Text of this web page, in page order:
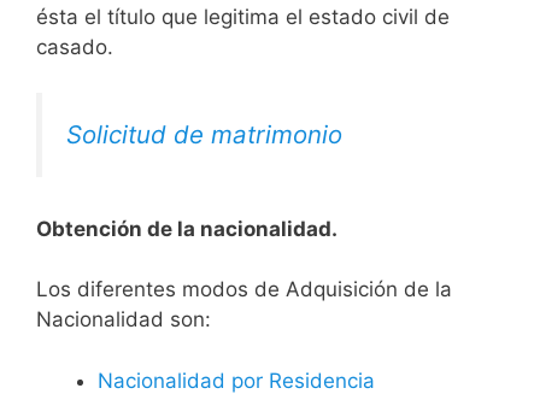
ésta el título que legitima el estado civil de
casado.
Solicitud de matrimonio
Obtención de la nacionalidad.
​​​Los diferentes modos de Adquisición de la
Nacionalidad son:
Nacionalidad por Residencia